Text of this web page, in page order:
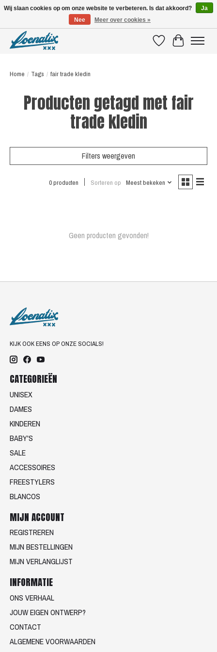
VerlanglijstWinkelwagen
Home / Tags / fair trade kledin
Producten getagd met fair
trade kledin
Filters weergeven
0 producten Sorteren op Meest bekeken
Geen producten gevonden!
KIJK OOK EENS OP ONZE SOCIALS!
CATEGORIEËN
UNISEX
DAMES
KINDEREN
BABY'S
SALE
ACCESSOIRES
FREESTYLERS
BLANCOS
MIJN ACCOUNT
REGISTREREN
MIJN BESTELLINGEN
MIJN VERLANGLIJST
INFORMATIE
ONS VERHAAL
JOUW EIGEN ONTWERP?
CONTACT
ALGEMENE VOORWAARDEN
Wij slaan cookies op om onze website te verbeteren. Is dat akkoord?
Ja
Nee
Meer over cookies »